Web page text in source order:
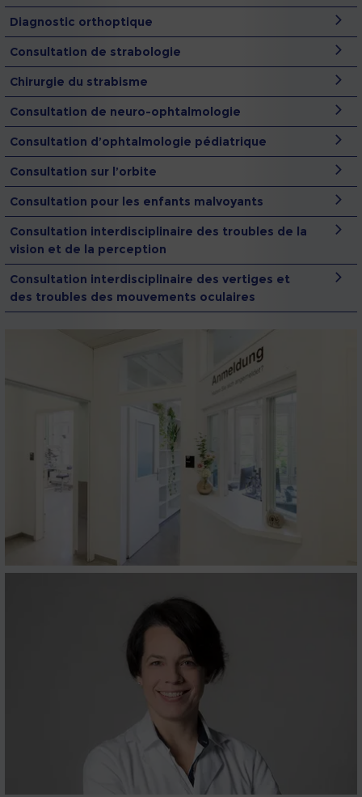
Diagnostic orthoptique
Consultation de strabologie
Chirurgie du strabisme
Consultation de neuro-ophtalmologie
Consultation d’ophtalmologie pédiatrique
Consultation sur l’orbite
Consultation pour les enfants malvoyants
Consultation interdisciplinaire des troubles de la
vision et de la perception
Consultation interdisciplinaire des vertiges et
des troubles des mouvements oculaires